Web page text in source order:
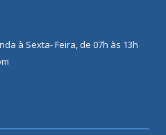
à Sexta- Feira, de 07h às 13h